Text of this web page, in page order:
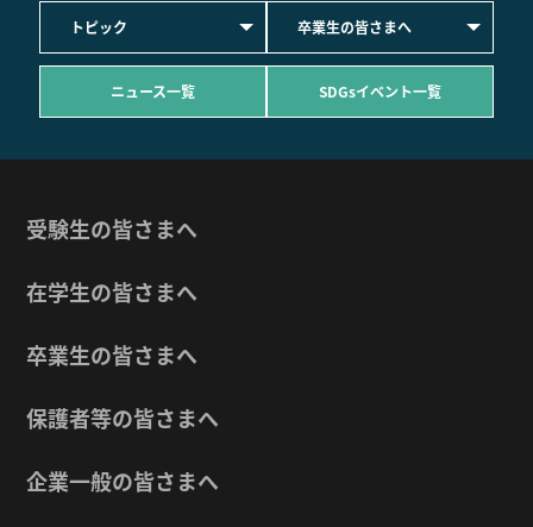
トピック 卒業生の皆さまへ
ニュース一覧 SDGsイベント一覧
受験生の皆さまへ
在学生の皆さまへ
卒業生の皆さまへ
保護者等の皆さまへ
企業一般の皆さまへ